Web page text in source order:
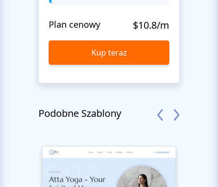
Plan cenowy $10.8/m
Kup teraz
Podobne Szablony